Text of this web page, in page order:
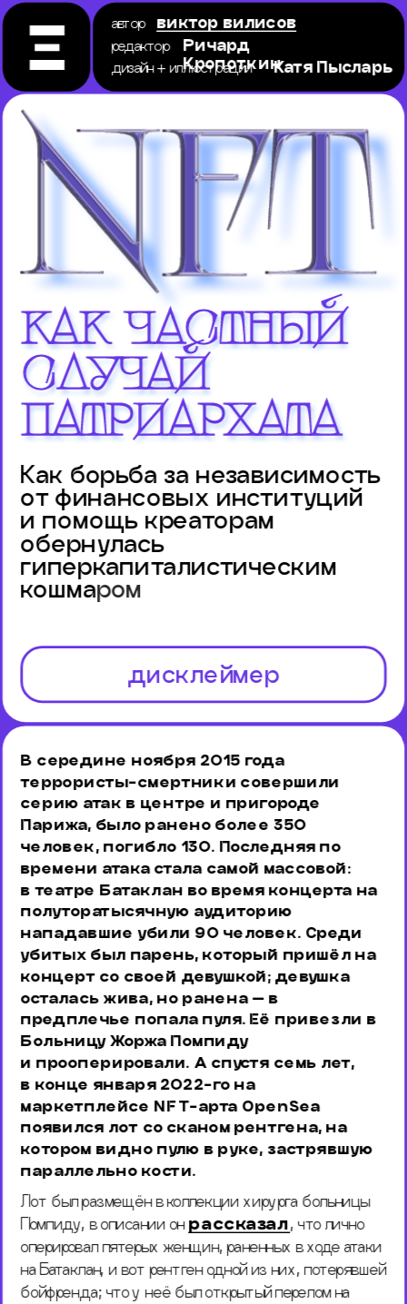
автор виктор вилисов
редактор
Ричард
Кропоткин
дизайн + иллюстрации Катя Пысларь
как частный
случай
патриархата
Как борьба за независимость
от финансовых институций
и помощь креаторам
обернулась
гиперкапиталистическим
кошмаром
дисклеймер
В середине ноября 2015 года
террористы-смертники совершили
серию атак в центре и пригороде
Парижа, было ранено более 350
человек, погибло 130. Последняя по
времени атака стала самой массовой:
в театре Батаклан во время концерта на
полуторатысячную аудиторию
нападавшие убили 90 человек. Среди
убитых был парень, который пришёл на
концерт со своей девушкой; девушка
осталась жива, но ранена — в
предплечье попала пуля. Её привезли в
Больницу Жоржа Помпиду
и прооперировали. А спустя семь лет,
в конце января 2022-го на
маркетплейсе NFT-арта OpenSea
появился лот со сканом рентгена, на
котором видно пулю в руке, застрявшую
параллельно кости.
Лот был размещён в коллекции хирурга больницы
Помпиду, в описании он рассказал, что лично
оперировал пятерых женщин, раненных в ходе атаки
на Батаклан, и вот рентген одной из них, потерявшей
бойфренда; что у неё был открытый перелом на